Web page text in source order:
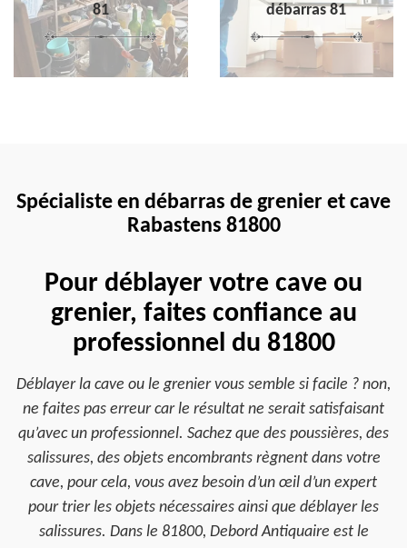
81
débarras 81
Spécialiste en débarras de grenier et cave
Rabastens 81800
Pour déblayer votre cave ou
grenier, faites confiance au
professionnel du 81800
Déblayer la cave ou le grenier vous semble si facile ? non,
ne faites pas erreur car le résultat ne serait satisfaisant
qu’avec un professionnel. Sachez que des poussières, des
salissures, des objets encombrants règnent dans votre
cave, pour cela, vous avez besoin d’un œil d’un expert
pour trier les objets nécessaires ainsi que déblayer les
salissures. Dans le 81800, Debord Antiquaire est le